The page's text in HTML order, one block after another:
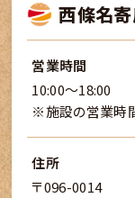
西條名
営業時間
10:00～18:00
※施設の営業時
住所
〒096-0014